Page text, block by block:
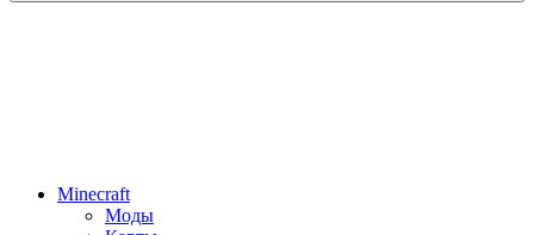
Minecraft
Моды